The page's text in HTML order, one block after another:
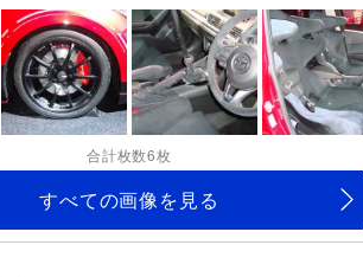
合計枚数6枚
すべての画像を見る